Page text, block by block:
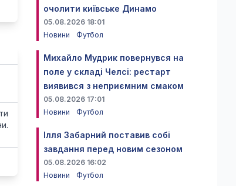
очолити київське Динамо
05.08.2026 18:01
Новини
Футбол
Михайло Мудрик повернувся на
поле у складі Челсі: рестарт
виявився з неприємним смаком
05.08.2026 17:01
Новини
Футбол
Ілля Забарний поставив собі
завдання перед новим сезоном
05.08.2026 16:02
Новини
Футбол